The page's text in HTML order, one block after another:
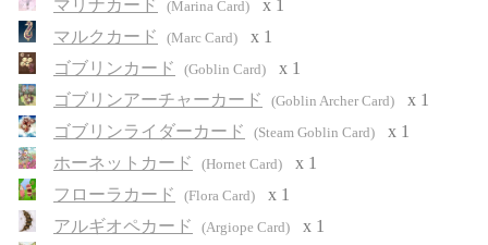
マリナカード (Marina Card)
x 1
マルクカード
(Marc Card)
x 1
ゴブリンカード
(Goblin Card)
x 1
ゴブリンアーチャーカード
(Goblin Archer Card)
x 1
ゴブリンライダーカード
(Steam Goblin Card)
x 1
ホーネットカード
(Hornet Card)
x 1
フローラカード
(Flora Card)
x 1
アルギオペカード
(Argiope Card)
x 1